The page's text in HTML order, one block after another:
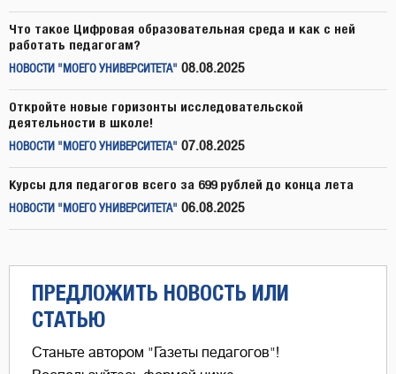
Что такое Цифровая образовательная среда и как с ней
работать педагогам?
НОВОСТИ "МОЕГО УНИВЕРСИТЕТА" 08.08.2025
Откройте новые горизонты исследовательской
деятельности в школе!
НОВОСТИ "МОЕГО УНИВЕРСИТЕТА" 07.08.2025
Курсы для педагогов всего за 699 рублей до конца лета
НОВОСТИ "МОЕГО УНИВЕРСИТЕТА" 06.08.2025
ПРЕДЛОЖИТЬ НОВОСТЬ ИЛИ
СТАТЬЮ
Станьте автором "Газеты педагогов"!